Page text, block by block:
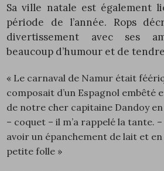
Sa ville natale est également
période de l’année. Rops
divertissement avec ses
beaucoup d’humour et de
« Le carnaval de Namur était
composait d’un Espagnol embêté
de notre cher capitaine Dandoy
– coquet – il m’a rappelé la tante.
avoir un épanchement de lait et
petite folle »